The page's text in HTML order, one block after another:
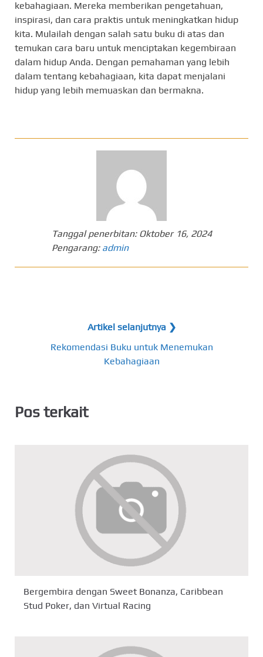
kebahagiaan. Mereka memberikan pengetahuan,
inspirasi, dan cara praktis untuk meningkatkan hidup
kita. Mulailah dengan salah satu buku di atas dan
temukan cara baru untuk menciptakan kegembiraan
dalam hidup Anda. Dengan pemahaman yang lebih
dalam tentang kebahagiaan, kita dapat menjalani
hidup yang lebih memuaskan dan bermakna.
Tanggal penerbitan: Oktober 16, 2024
Pengarang: admin
Artikel selanjutnya ❯
Rekomendasi Buku untuk Menemukan
Kebahagiaan
Pos terkait
Bergembira dengan Sweet Bonanza, Caribbean
Stud Poker, dan Virtual Racing